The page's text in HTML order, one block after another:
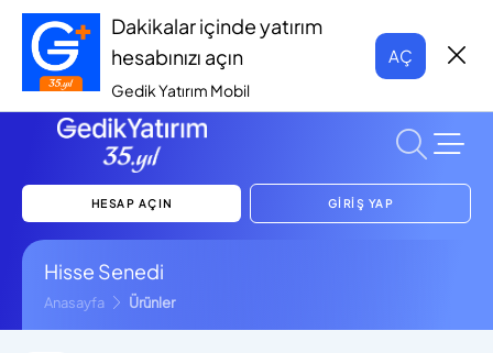
Dakikalar içinde yatırım
hesabınızı açın
Gedik Yatırım Mobil
AÇ
HESAP AÇIN GİRİŞ YAP
Hisse Senedi
Anasayfa Ürünler